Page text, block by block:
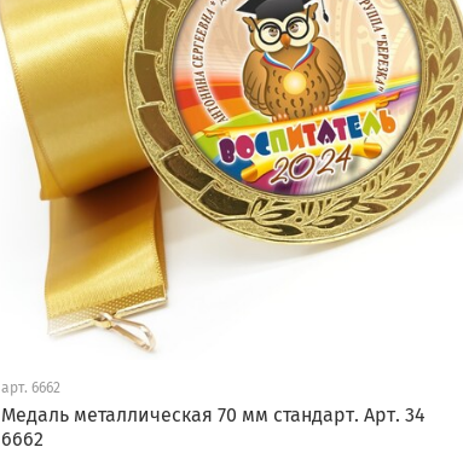
арт.6662
Медаль металлическая 70 мм стандарт. Арт. 34
6662